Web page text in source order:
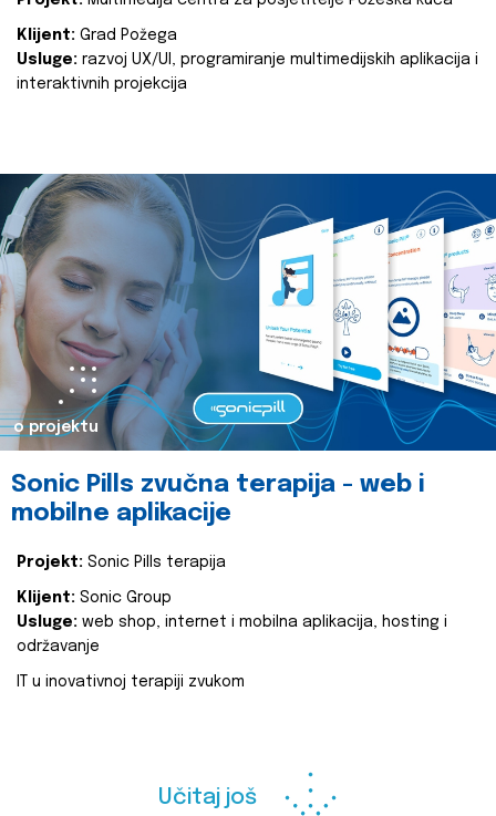
Klijent: Grad Požega
Usluge: razvoj UX/UI, programiranje multimedijskih aplikacija i
interaktivnih projekcija
o projektu
Sonic Pills zvučna terapija - web i
mobilne aplikacije
Projekt: Sonic Pills terapija
Klijent: Sonic Group
Usluge: web shop, internet i mobilna aplikacija, hosting i
održavanje
IT u inovativnoj terapiji zvukom
Učitaj još